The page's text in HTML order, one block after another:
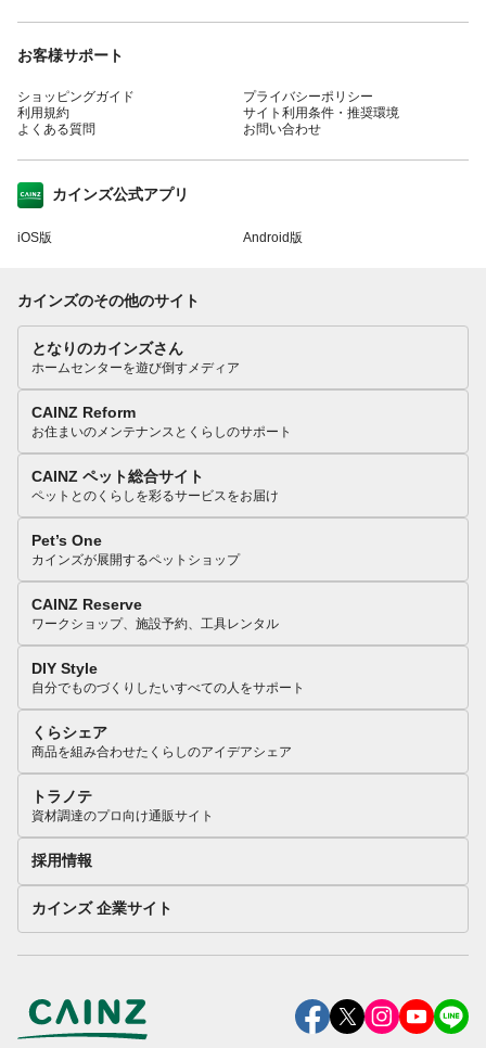
お客様サポート
ショッピングガイド
利用規約
よくある質問
プライバシーポリシー
サイト利用条件・推奨環境
お問い合わせ
カインズ公式アプリ
iOS版 Android版
カインズのその他のサイト
となりのカインズさん
ホームセンターを遊び倒すメディア
CAINZ Reform
お住まいのメンテナンスとくらしのサポート
CAINZ ペット総合サイト
ペットとのくらしを彩るサービスをお届け
Pet’s One
カインズが展開するペットショップ
CAINZ Reserve
ワークショップ、施設予約、工具レンタル
DIY Style
自分でものづくりしたいすべての人をサポート
くらシェア
商品を組み合わせたくらしのアイデアシェア
トラノテ
資材調達のプロ向け通販サイト
採用情報
カインズ 企業サイト